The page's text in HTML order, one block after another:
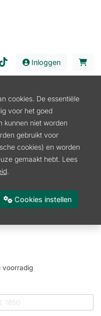
Inloggen
Bosmaaier/Trimmer
voorradig
cookies. De essentiële
voor het goed
kunnen niet worden
gebruikt voor
cookies) en worden
gemaakt hebt. Lees
.
Cookies instellen